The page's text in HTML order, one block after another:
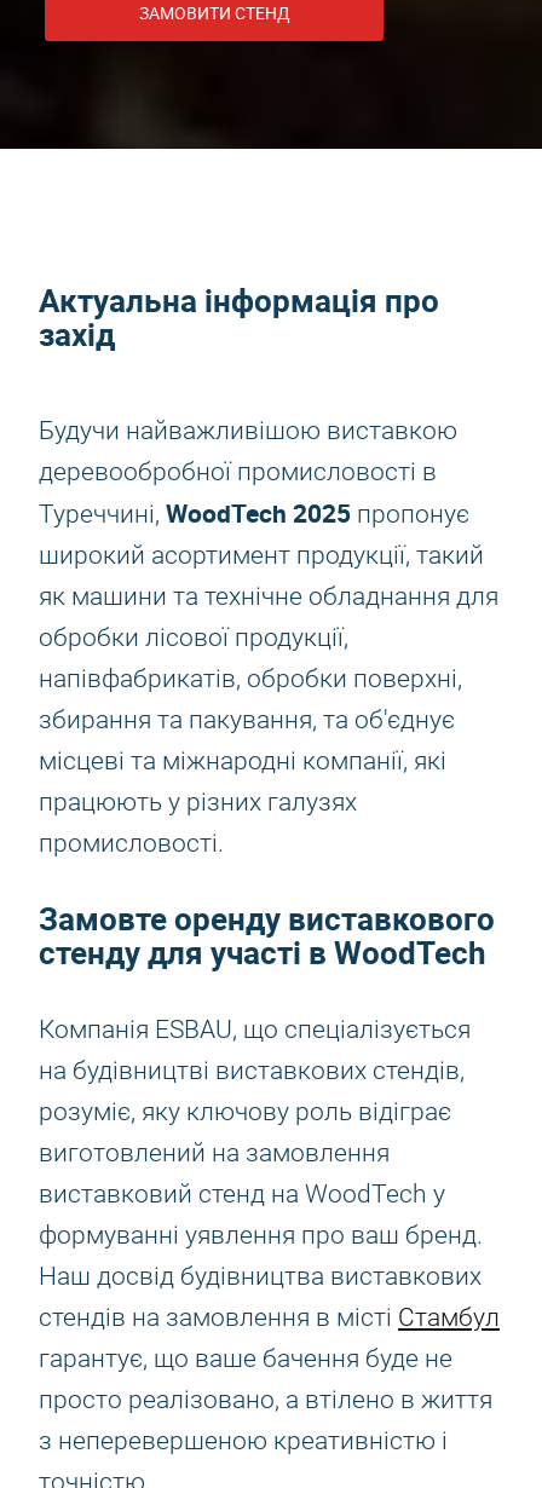
ЗАМОВИТИ СТЕНД
Актуальна інформація про
захід
Будучи найважливішою виставкою
деревообробної промисловості в
Туреччині, WoodTech 2025 пропонує
широкий асортимент продукції, такий
як машини та технічне обладнання для
обробки лісової продукції,
напівфабрикатів, обробки поверхні,
збирання та пакування, та об'єднує
місцеві та міжнародні компанії, які
працюють у різних галузях
промисловості.
Замовте оренду виставкового
стенду для участі в WoodTech
Компанія ESBAU, що спеціалізується
на будівництві виставкових стендів,
розуміє, яку ключову роль відіграє
виготовлений на замовлення
виставковий стенд на WoodTech у
формуванні уявлення про ваш бренд.
Наш досвід будівництва виставкових
стендів на замовлення в місті Стамбул
гарантує, що ваше бачення буде не
просто реалізовано, а втілено в життя
з неперевершеною креативністю і
точністю.